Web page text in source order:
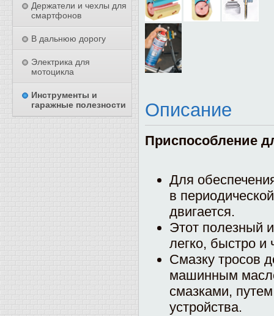
Держатели и чехлы для
смартфонов
В дальнюю дорогу
Электрика для
мотоцикла
Инструменты и
гаражные полезности
Описание
Приспособление
Для
в
двигается.
Этот полезный
легко, быстро и
Смазку тросов
машинным
смазками,
устройства.